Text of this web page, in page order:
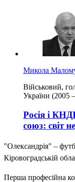
Микола
Військовий,
України (2005
Росія і
союз: світ
"Олександрія" –
Кіровоградській
Перша професійна